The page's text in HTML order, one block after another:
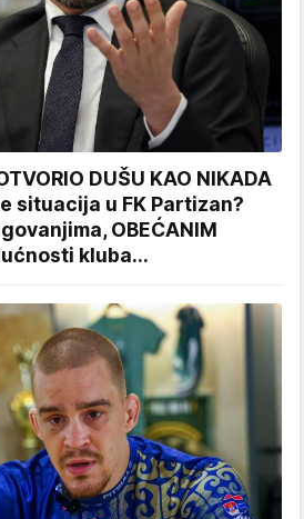
DUŠU KAO NIKADA
situacija u FK Partizan?
OBEĆANIM
kluba...